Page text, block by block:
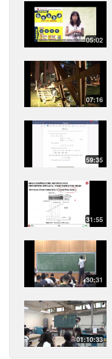
05:02
07:16
59:35
31:55
30:31
01:10:33